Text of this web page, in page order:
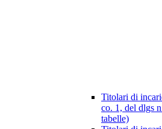
Titolari di
co. 1, del dlgs
tabelle)